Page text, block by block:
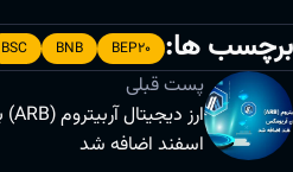
برچسب ها: BEP20
BNB
BSC
پست قبلی
اسفند اضافه شد